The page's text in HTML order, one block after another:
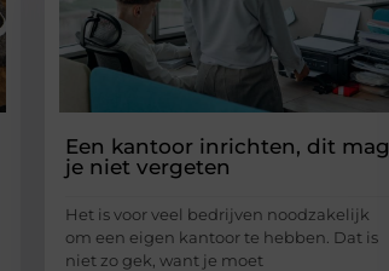
Een kantoor inrichten, dit mag
je niet vergeten
Het is voor veel bedrijven noodzakelijk
om een eigen kantoor te hebben. Dat is
niet zo gek, want je moet